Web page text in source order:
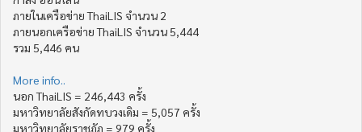
ภายในเครือข่าย ThaiLIS จำนวน 2
ภายนอกเครือข่าย ThaiLIS จำนวน 5,444
รวม 5,446 คน
More info..
นอก ThaiLIS = 246,443 ครั้ง
มหาวิทยาลัยสังกัดทบวงเดิม = 5,057 ครั้ง
มหาวิทยาลัยราชภัฏ = 979 ครั้ง